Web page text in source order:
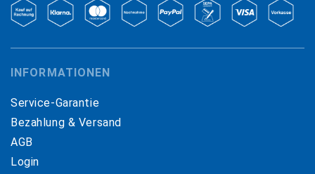
INFORMATIONEN
Service-Garantie
Bezahlung & Versand
AGB
Login